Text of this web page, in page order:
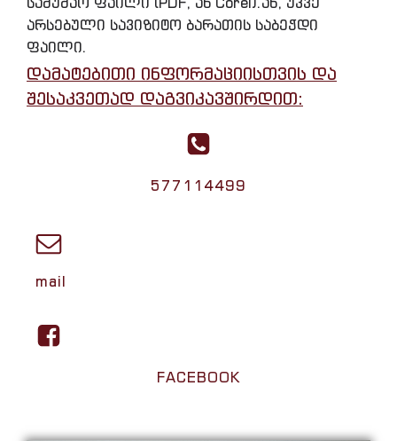
არსებული სავიზიტო ბარათის საბეჭდი
ფაილი.
დამატებითი ინფორმაციისთვის და
შესაკვეთად დაგვიკავშირდით:
577114499
mail
FACEBOOK